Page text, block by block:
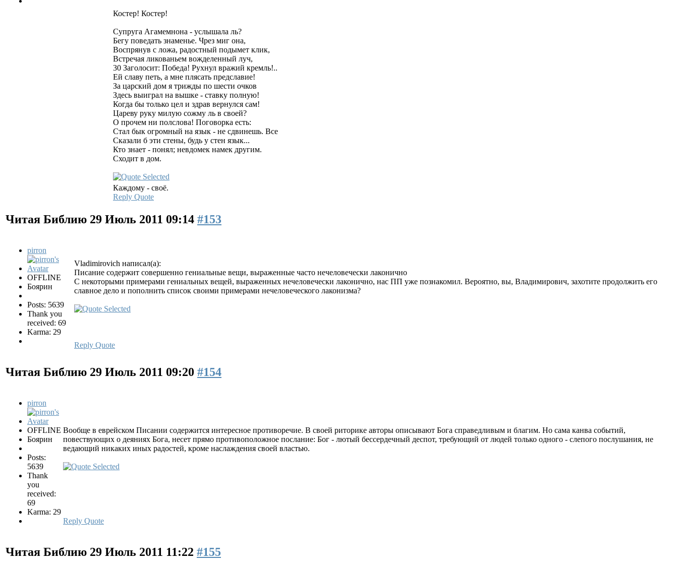
Костер! Костер!
Супруга Агамемнона - услышала ль?
Бегу поведать знаменье. Чрез миг она,
Воспрянув с ложа, радостный подымет клик,
Встречая ликованьем вожделенный луч,
30 Заголосит: Победа! Рухнул вражий кремль!..
Ей славу петь, а мне плясать предславие!
За царский дом я трижды по шести очков
Здесь выиграл на вышке - ставку полную!
Когда бы только цел и здрав вернулся сам!
Цареву руку милую сожму ль в своей?
О прочем ни полслова! Поговорка есть:
Стал бык огромный на язык - не сдвинешь. Все
Сказали б эти стены, будь у стен язык...
Кто знает - понял; невдомек намек другим.
Сходит в дом.
Каждому - своё.
Reply Quote
Читая Библию 29 Июль 2011 09:14 #153
pirron
OFFLINE
Боярин
Posts: 5639
Thank you
received: 69
Karma: 29
Vladimirovich написал(а):
Писание содержит совершенно гениальные вещи, выраженные часто нечеловечески лаконично
С некоторыми примерами гениальных вещей, выраженных нечеловечески лаконично, нас ПП уже познакомил. Вероятно, вы, Владимирович, захотите продолжить его
славное дело и пополнить список своими примерами нечеловеческого лаконизма?
Reply Quote
Читая Библию 29 Июль 2011 09:20 #154
pirron
OFFLINE
Боярин
Posts:
5639
Thank
you
received:
69
Karma: 29
Вообще в еврейском Писании содержится интересное противоречие. В своей риторике авторы описывают Бога справедливым и благим. Но сама канва событий,
повествующих о деяниях Бога, несет прямо противоположное послание: Бог - лютый бессердечный деспот, требующий от людей только одного - слепого послушания, не
ведающий никаких иных радостей, кроме наслаждения своей властью.
Reply Quote
Читая Библию 29 Июль 2011 11:22 #155